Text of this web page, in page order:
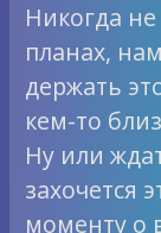
Никогда
планах,
держать
кем-то
Ну или
захочется
моменту о